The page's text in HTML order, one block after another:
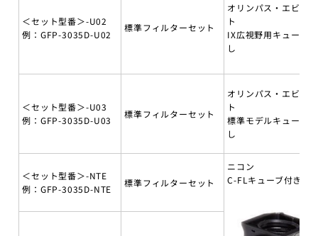
＜セット型番＞-U02
例：GFP-3035D-U02
標準フィルターセット
オリンパス・エビデン
ト
IX広視野用キューブ無
し
＜セット型番＞-U03
例：GFP-3035D-U03
標準フィルターセット
オリンパス・エビデン
ト
標準モデルキューブ無
し
＜セット型番＞-NTE
例：GFP-3035D-NTE
標準フィルターセット
ニコン
C-FLキューブ付き